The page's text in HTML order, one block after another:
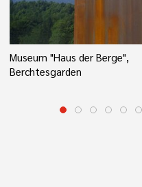
Museum "Haus der Berge",
Berchtesgarden